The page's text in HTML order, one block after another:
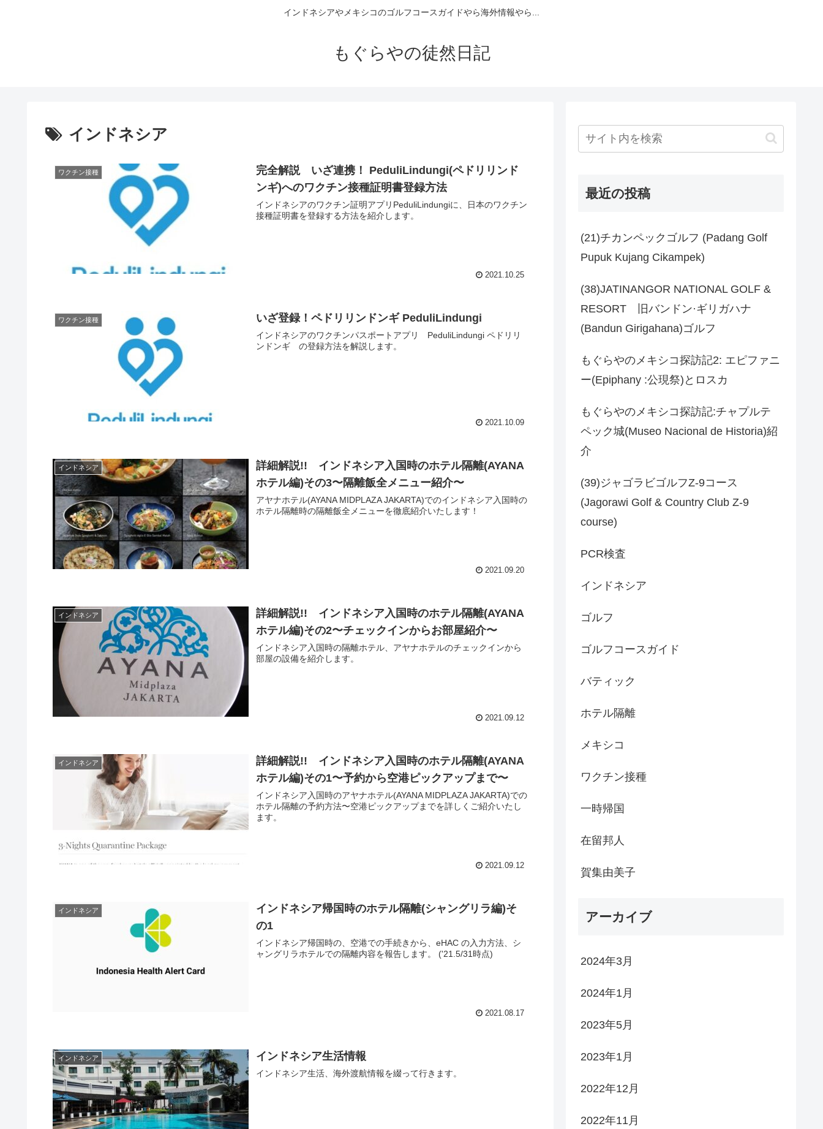
インドネシアやメキシコのゴルフコースガイドやら海外情報やら...
もぐらやの徒然日記
インドネシア
ワクチン接種
完全解説 いざ連携！ PeduliLindungi(ペドリリンド
ンギ)へのワクチン接種証明書登録方法
インドネシアのワクチン証明アプリPeduliLindungiに、日本のワクチン
接種証明書を登録する方法を紹介します。
2021.10.25
ワクチン接種 いざ登録！ペドリリンドンギ PeduliLindungi
インドネシアのワクチンパスポートアプリ PeduliLindungi ペドリリ
ンドンギ の登録方法を解説します。
2021.10.09
インドネシア
詳細解説!! インドネシア入国時のホテル隔離(AYANA
ホテル編)その3〜隔離飯全メニュー紹介〜
アヤナホテル(AYANA MIDPLAZA JAKARTA)でのインドネシア入国時の
ホテル隔離時の隔離飯全メニューを徹底紹介いたします！
2021.09.20
インドネシア
詳細解説!! インドネシア入国時のホテル隔離(AYANA
ホテル編)その2〜チェックインからお部屋紹介〜
インドネシア入国時の隔離ホテル、アヤナホテルのチェックインから
部屋の設備を紹介します。
2021.09.12
インドネシア
詳細解説!! インドネシア入国時のホテル隔離(AYANA
ホテル編)その1〜予約から空港ピックアップまで〜
インドネシア入国時のアヤナホテル(AYANA MIDPLAZA JAKARTA)での
ホテル隔離の予約方法〜空港ピックアップまでを詳しくご紹介いたし
ます。
2021.09.12
インドネシア
インドネシア帰国時のホテル隔離(シャングリラ編)そ
の1
インドネシア帰国時の、空港での手続きから、eHAC の入力方法、シ
ャングリラホテルでの隔離内容を報告します。 ('21.5/31時点)
2021.08.17
インドネシア インドネシア生活情報
インドネシア生活、海外渡航情報を綴って行きます。
最近の投稿
(21)チカンペックゴルフ (Padang Golf
Pupuk Kujang Cikampek)
(38)JATINANGOR NATIONAL GOLF &
RESORT 旧バンドン·ギリガハナ
(Bandun Girigahana)ゴルフ
もぐらやのメキシコ探訪記2: エピファニ
ー(Epiphany :公現祭)とロスカ
もぐらやのメキシコ探訪記:チャプルテ
ペック城(Museo Nacional de Historia)紹
介
(39)ジャゴラビゴルフZ-9コース
(Jagorawi Golf & Country Club Z-9
course)
PCR検査
インドネシア
ゴルフ
ゴルフコースガイド
バティック
ホテル隔離
メキシコ
ワクチン接種
一時帰国
在留邦人
賀集由美子
アーカイブ
2024年3月
2024年1月
2023年5月
2023年1月
2022年12月
2022年11月